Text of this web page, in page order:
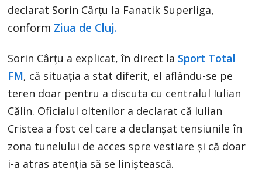
declarat Sorin Cârțu la Fanatik Superliga,
conform Ziua de Cluj.
Sorin Cârțu a explicat, în direct la Sport Total
FM, că situația a stat diferit, el aflându-se pe
teren doar pentru a discuta cu centralul Iulian
Călin. Oficialul oltenilor a declarat că Iulian
Cristea a fost cel care a declanșat tensiunile în
zona tunelului de acces spre vestiare și că doar
i-a atras atenția să se liniștească.